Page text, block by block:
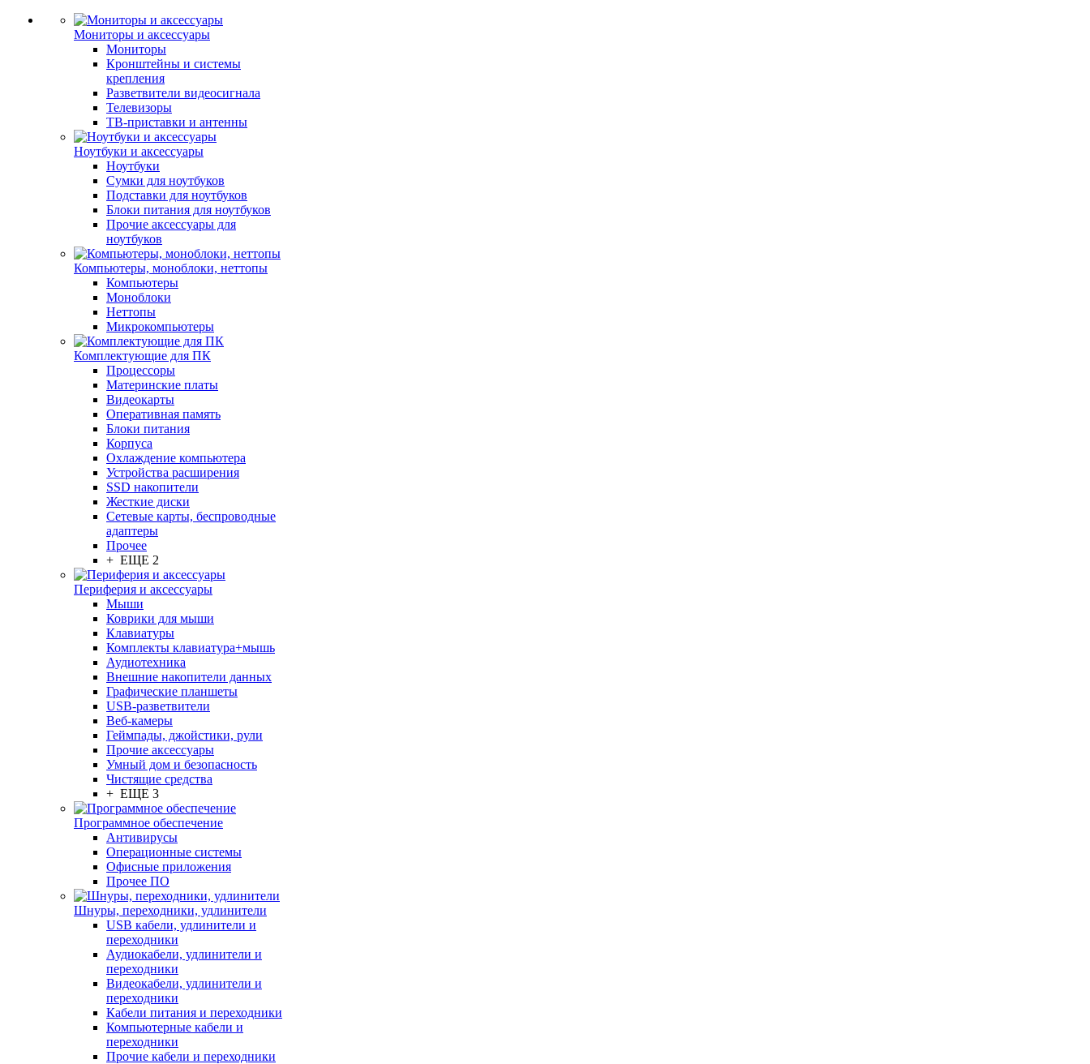
Мониторы и аксессуары
Мониторы
Кронштейны и системы
крепления
Разветвители видеосигнала
Телевизоры
ТВ-приставки и антенны
Ноутбуки и аксессуары
Ноутбуки
Сумки для ноутбуков
Подставки для ноутбуков
Блоки питания для ноутбуков
Прочие аксессуары для
ноутбуков
Компьютеры, моноблоки, неттопы
Компьютеры
Моноблоки
Неттопы
Микрокомпьютеры
Комплектующие для ПК
Процессоры
Материнские платы
Видеокарты
Оперативная память
Блоки питания
Корпуса
Охлаждение компьютера
Устройства расширения
SSD накопители
Жесткие диски
Сетевые карты, беспроводные
адаптеры
Прочее
+ ЕЩЕ 2
Периферия и аксессуары
Мыши
Коврики для мыши
Клавиатуры
Комплекты клавиатура+мышь
Аудиотехника
Внешние накопители данных
Графические планшеты
USB-разветвители
Веб-камеры
Геймпады, джойстики, рули
Прочие аксессуары
Умный дом и безопасность
Чистящие средства
+ ЕЩЕ 3
Программное обеспечение
Антивирусы
Операционные системы
Офисные приложения
Прочее ПО
Шнуры, переходники, удлинители
USB кабели, удлинители и
переходники
Аудиокабели, удлинители и
переходники
Видеокабели, удлинители и
переходники
Кабели питания и переходники
Компьютерные кабели и
переходники
Прочие кабели и переходники